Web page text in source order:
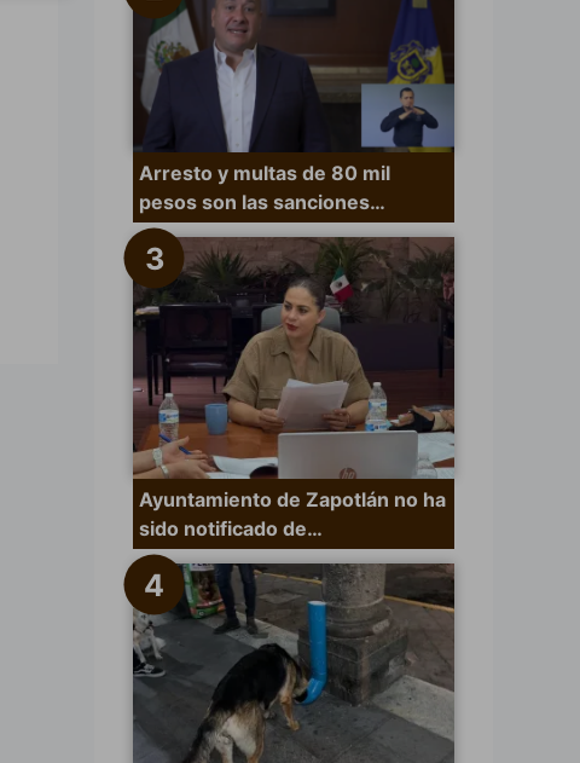
Arresto y multas de 80 mil
pesos son las sanciones…
Ayuntamiento de Zapotlán no ha
sido notificado de…